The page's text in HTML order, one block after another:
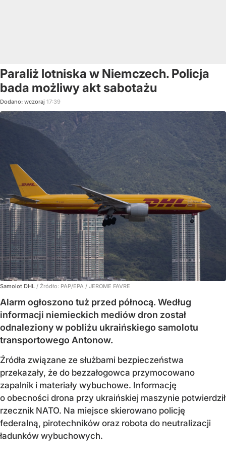
Paraliż lotniska w Niemczech. Policja
bada możliwy akt sabotażu
Dodano: wczoraj 17:39
Samolot DHL / Źródło: PAP/EPA / JEROME FAVRE
Alarm ogłoszono tuż przed północą. Według
informacji niemieckich mediów dron został
odnaleziony w pobliżu ukraińskiego samolotu
transportowego Antonow.
Źródła związane ze służbami bezpieczeństwa
przekazały, że do bezzałogowca przymocowano
zapalnik i materiały wybuchowe. Informację
o obecności drona przy ukraińskiej maszynie potwierdził
rzecznik NATO. Na miejsce skierowano policję
federalną, pirotechników oraz robota do neutralizacji
ładunków wybuchowych.